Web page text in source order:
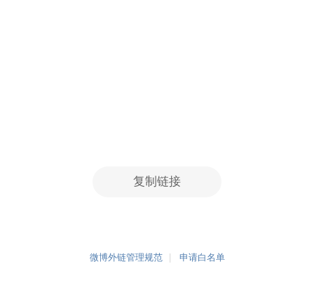
复制链接
微博外链管理规范 申请白名单